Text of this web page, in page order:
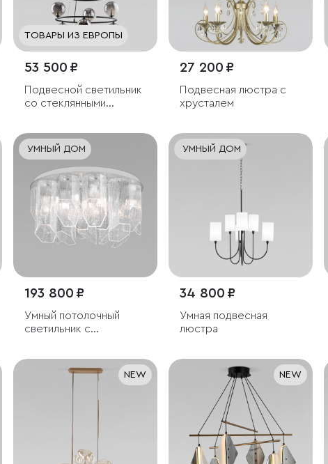
ТОВАРЫ ИЗ ЕВРОПЫ
53 500 ₽
Подвесной светильник
со стеклянными
27 200 ₽
Подвесная люстра с
хрусталем
УМНЫЙ ДОМ
193 800 ₽
Умный потолочный
светильник с
УМНЫЙ ДОМ
34 800 ₽
Умная подвесная
люстра
NEW NEW